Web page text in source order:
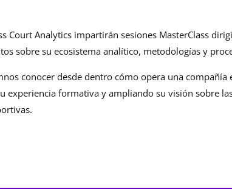
Court Analytics impartirán sesiones MasterClass
sobre su ecosistema analítico, metodologías y
conocer desde dentro cómo opera una
experiencia formativa y ampliando su visión sobre